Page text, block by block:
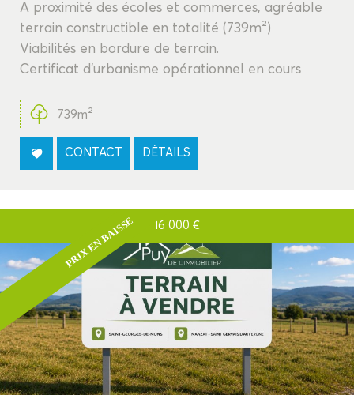
A proximité des écoles et commerces, agréable
terrain constructible en totalité (739m²)
Viabilités en bordure de terrain.
Certificat d'urbanisme opérationnel en cours
739m²
CONTACT DÉTAILS
PRIX EN BAISSE 16 000 €